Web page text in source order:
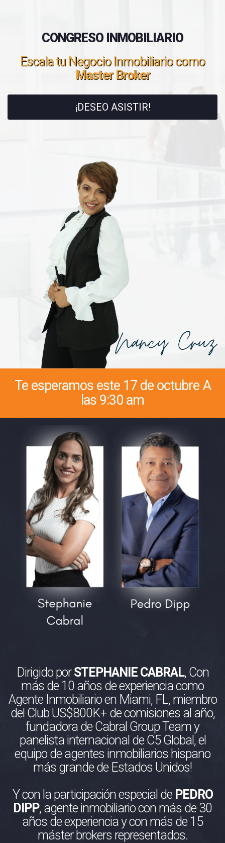
CONGRESO INMOBILIARIO
Escala tu Negocio Inmobiliario como
Master Broker
¡DESEO ASISTIR!
Te esperamos este 17 de octubre A
las 9:30 am
Dirigido porSTEPHANIE CABRAL, Con
más de 10 años de experiencia como
Agente Inmobiliario en Miami, FL, miembro
del Club US$800K+ de comisiones al año,
fundadora de Cabral Group Team y
panelista internacional de C5 Global, el
equipo de agentes inmobiliarios hispano
más grande de Estados Unidos!
Y con la participación especial de PEDRO
DIPP, agente inmobiliario con más de 30
años de experiencia y con más de 15
máster brokers representados.